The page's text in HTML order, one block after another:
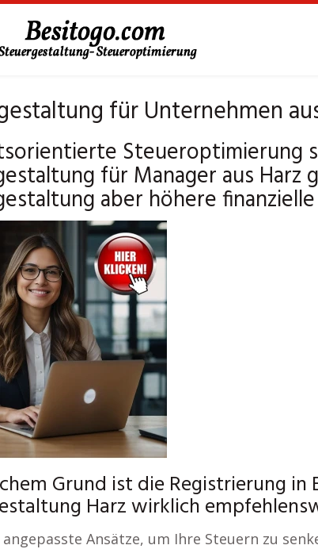
für Unternehmen
Steueroptimierung
für Manager aus Harz
aber höhere
Grund ist die Registrierung in
Harz wirklich
Ansätze, um Ihre Steuern zu